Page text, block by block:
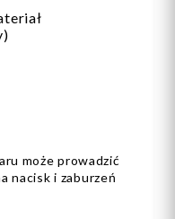
może prowadzić
nacisk i zaburzeń